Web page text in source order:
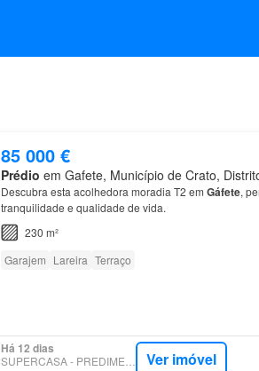
85 000 €
Prédio em Gafete, Município de Crato,
Descubra esta acolhedora moradia T2 em Gáfete,
tranquilidade e qualidade de vida.
230 m²
Garajem Lareira Terraço
Há 12 dias
SUPERCASA - PREDIMED IMOBILÍARIA Ver imóvel